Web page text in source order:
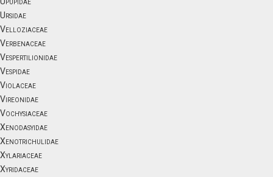
Ursidae
Velloziaceae
Verbenaceae
Vespertilionidae
Vespidae
Violaceae
Vireonidae
Vochysiaceae
Xenodasyidae
Xenotrichulidae
Xylariaceae
Xyridaceae